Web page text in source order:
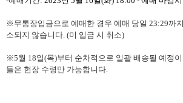
※무통장입금으로 예매한 경우 예매 당일 23:29까
소되지 않습니다 . (미 입금 시 취소)
※5월 18일(목)부터 순차적으로 일괄 배송될 예정이
들은 현장 수령만 가능합니다